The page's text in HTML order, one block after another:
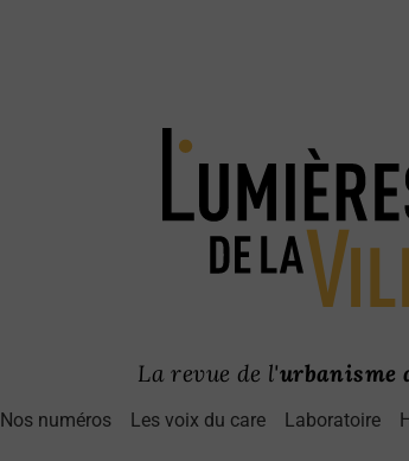
La revue de l'urbanisme
Nos numéros Les voix du care Laboratoire